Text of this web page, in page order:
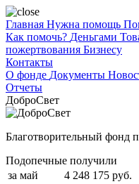
Главная Нужна помощь
Как помочь? Деньгами
пожертвования Бизнесу
Контакты
О фонде Документы
Отчеты
ДоброСвет
Благотворительный фонд
Подопечные получили
за май
4 248 175 руб.